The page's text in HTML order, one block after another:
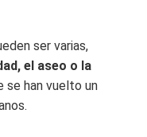
ser varias,
el aseo o la
se han vuelto un